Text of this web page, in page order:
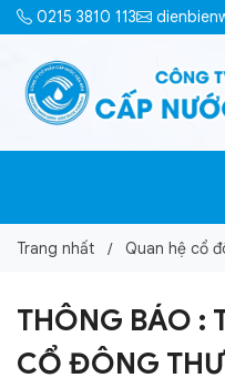
0215 3810 113
Trang nhất Quan hệ cổ
THÔNG BÁO :
CỔ ĐÔNG